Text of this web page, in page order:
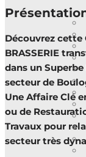
Découvrez cette
BRASSERIE
dans un
secteur de
Une Affaire Clé
ou de
Travaux pour
secteur très